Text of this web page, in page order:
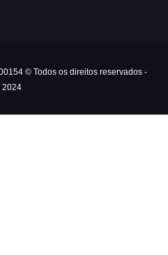
© Todos os direitos reservados -
2024